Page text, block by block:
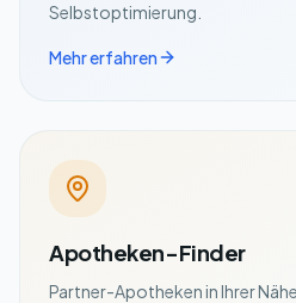
Selbstoptimierung.
Mehr erfahren
Apotheken-Finder
Partner-Apotheken in Ihrer